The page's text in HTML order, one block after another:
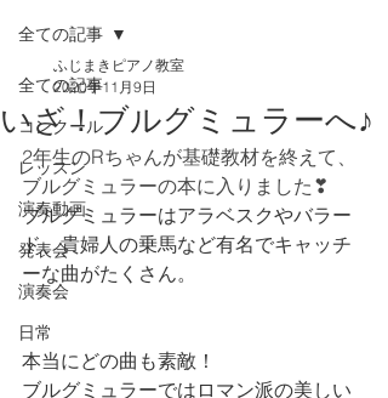
全ての記事
コンクール
レッスン
演奏動画
発表会
演奏会
日常
全ての記事
いざ！ブルグミュラーへ♪
ふじまきピアノ教室
2020年11月9日
2年生のRちゃんが基礎教材を終えて、
ブルグミュラーの本に入りました❣
ブルグミュラーはアラベスクやバラー
ド、貴婦人の乗馬など有名でキャッチ
ーな曲がたくさん。
本当にどの曲も素敵！
ブルグミュラーではロマン派の美しい